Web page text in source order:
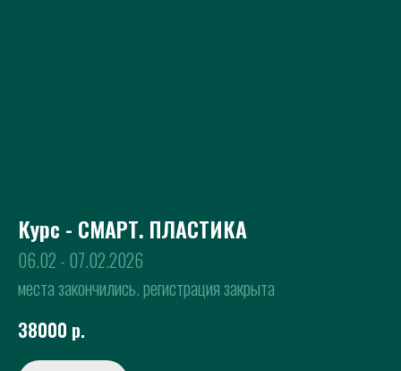
Курс - СМАРТ. ПЛАСТИКА
06.02 - 07.02.2026
места закончились. регистрация закрыта
38000 р.